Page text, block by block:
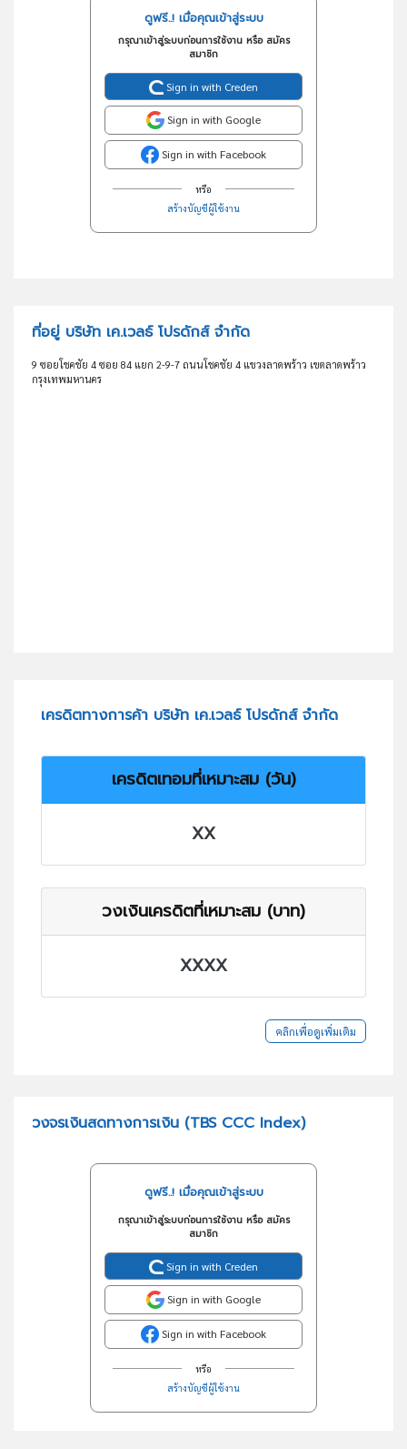
ดูฟรี..! เมื่อคุณเข้าสู่ระบบ
กรุณาเข้าสู่ระบบก่อนการใช้งาน หรือ สมัคร
สมาชิก
Sign in with Creden
Sign in with Google
Sign in with Facebook
หรือ
สร้างบัญชีผู้ใช้งาน
ที่อยู่ บริษัท เค.เวลธ์ โปรดักส์ จำกัด
9 ซอยโชคชัย 4 ซอย 84 แยก 2-9-7 ถนนโชคชัย 4 แขวงลาดพร้าว เขตลาดพร้าว
กรุงเทพมหานคร
เครดิตทางการค้า บริษัท เค.เวลธ์ โปรดักส์ จำกัด
เครดิตเทอมที่เหมาะสม (วัน)
XX
วงเงินเครดิตที่เหมาะสม (บาท)
XXXX
คลิกเพื่อดูเพิ่มเติม
วงจรเงินสดทางการเงิน (TBS CCC Index)
ดูฟรี..! เมื่อคุณเข้าสู่ระบบ
กรุณาเข้าสู่ระบบก่อนการใช้งาน หรือ สมัคร
สมาชิก
Sign in with Creden
Sign in with Google
Sign in with Facebook
หรือ
สร้างบัญชีผู้ใช้งาน